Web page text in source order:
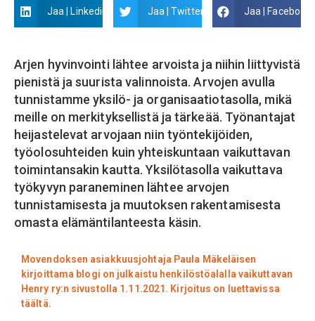
Jaa | Linkedin Jaa | Twitter Jaa | Facebook
Arjen hyvinvointi lähtee arvoista ja niihin liittyvistä
pienistä ja suurista valinnoista. Arvojen avulla
tunnistamme yksilö- ja organisaatiotasolla, mikä
meille on merkityksellistä ja tärkeää. Työnantajat
heijastelevat arvojaan niin työntekijöiden,
työolosuhteiden kuin yhteiskuntaan vaikuttavan
toimintansakin kautta. Yksilötasolla vaikuttava
työkyvyn paraneminen lähtee arvojen
tunnistamisesta ja muutoksen rakentamisesta
omasta elämäntilanteesta käsin.
Movendoksen asiakkuusjohtaja Paula Mäkeläisen
kirjoittama blogi on julkaistu henkilöstöalalla vaikuttavan
Henry ry:n sivustolla 1.11.2021. Kirjoitus on luettavissa
täältä.